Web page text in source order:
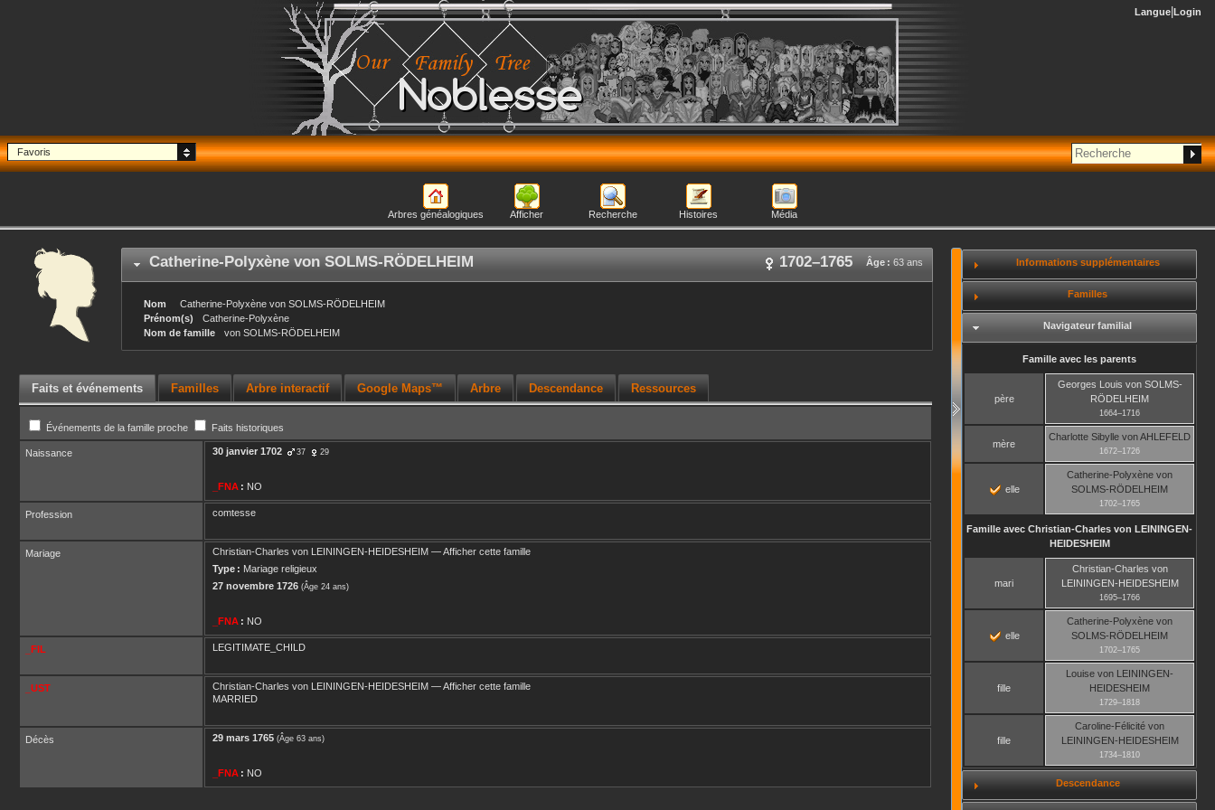
Noblesse
Langue Login
Favoris
Arbres généalogiques Afficher Recherche Histoires Média
Catherine-Polyxène von SOLMS-RÖDELHEIM Âge : 63 ans
1702–1765
Nom Catherine-Polyxène von SOLMS-RÖDELHEIM
Prénom(s)
Catherine-Polyxène
Nom de famille
von SOLMS-RÖDELHEIM
Faits et événements Familles Arbre interactif Google Maps™ Arbre Descendance Ressources
Événements de la famille proche Faits historiques
Naissance 30 janvier 1702 37 29
_FNA : NO
Profession comtesse
Mariage Christian-Charles von LEININGEN-HEIDESHEIM —Afficher cette famille
Type : Mariage religieux
27 novembre 1726 (Âge 24 ans)
_FNA : NO
_FIL LEGITIMATE_CHILD
_UST Christian-Charles von LEININGEN-HEIDESHEIM —Afficher cette famille
MARRIED
Décès 29 mars 1765 (Âge 63 ans)
_FNA : NO
Informations supplémentaires
Familles
Navigateur familial
Famille avec les parents
père
Georges Louis von SOLMS-
RÖDELHEIM
1664–1716
mère
Charlotte Sibylle von AHLEFELD
1672–1726
elle
Catherine-Polyxène von
SOLMS-RÖDELHEIM
1702–1765
Famille avec Christian-Charles von LEININGEN-
HEIDESHEIM
mari
Christian-Charles von
LEININGEN-HEIDESHEIM
1695–1766
elle
Catherine-Polyxène von
SOLMS-RÖDELHEIM
1702–1765
fille
Louise von LEININGEN-
HEIDESHEIM
1729–1818
fille
Caroline-Félicité von
LEININGEN-HEIDESHEIM
1734–1810
Descendance